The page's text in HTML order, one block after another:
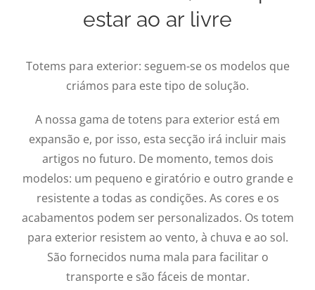
estar ao ar livre
Totems para exterior: seguem-se os modelos que
criámos para este tipo de solução.
A nossa gama de totens para exterior está em
expansão e, por isso, esta secção irá incluir mais
artigos no futuro. De momento, temos dois
modelos: um pequeno e giratório e outro grande e
resistente a todas as condições. As cores e os
acabamentos podem ser personalizados. Os totem
para exterior resistem ao vento, à chuva e ao sol.
São fornecidos numa mala para facilitar o
transporte e são fáceis de montar.